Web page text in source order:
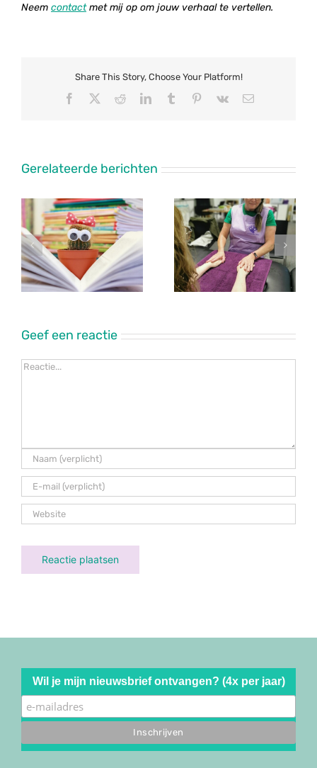
Neem contactmet mij op om jouw verhaal te vertellen.
Share This Story, Choose Your Platform!
Facebook RedditLinkedInTumblr Pinterest
Vk
E-
Gerelateerde berichten
Geef een reactie
Reactie
Wil je mijn nieuwsbrief ontvangen? (4x per jaar)